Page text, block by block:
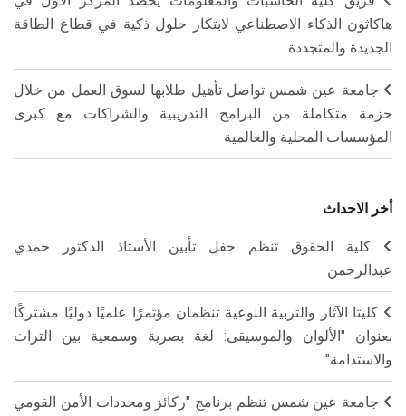
هاكاثون الذكاء الاصطناعي لابتكار حلول ذكية في قطاع الطاقة
الجديدة والمتجددة
جامعة عين شمس تواصل تأهيل طلابها لسوق العمل من خلال
حزمة متكاملة من البرامج التدريبية والشراكات مع كبرى
المؤسسات المحلية والعالمية
أخر الاحداث
كلية الحقوق تنظم حفل تأبين الأستاذ الدكتور حمدي
عبدالرحمن
كليتا الآثار والتربية النوعية تنظمان مؤتمرًا علميًا دوليًا مشتركًا
بعنوان "الألوان والموسيقى: لغة بصرية وسمعية بين التراث
والاستدامة"
جامعة عين شمس تنظم برنامج "ركائز ومحددات الأمن القومي